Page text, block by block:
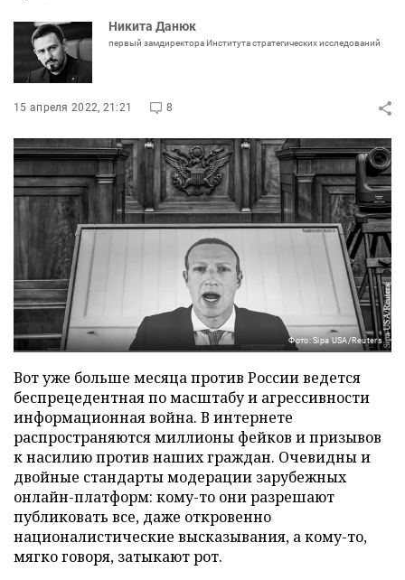
Никита Данюк
первый замдиректора Института стратегических исследований
15 апреля 2022, 21:21 8
Фото: Sipa USA/Reuters
Вот уже больше месяца против России ведется
беспрецедентная по масштабу и агрессивности
информационная война. В интернете
распространяются миллионы фейков и призывов
к насилию против наших граждан. Очевидны и
двойные стандарты модерации зарубежных
онлайн-платформ: кому-то они разрешают
публиковать все, даже откровенно
националистические высказывания, а кому-то,
мягко говоря, затыкают рот.